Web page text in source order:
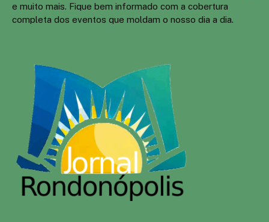
e muito mais. Fique bem informado com a cobertura
completa dos eventos que moldam o nosso dia a dia.